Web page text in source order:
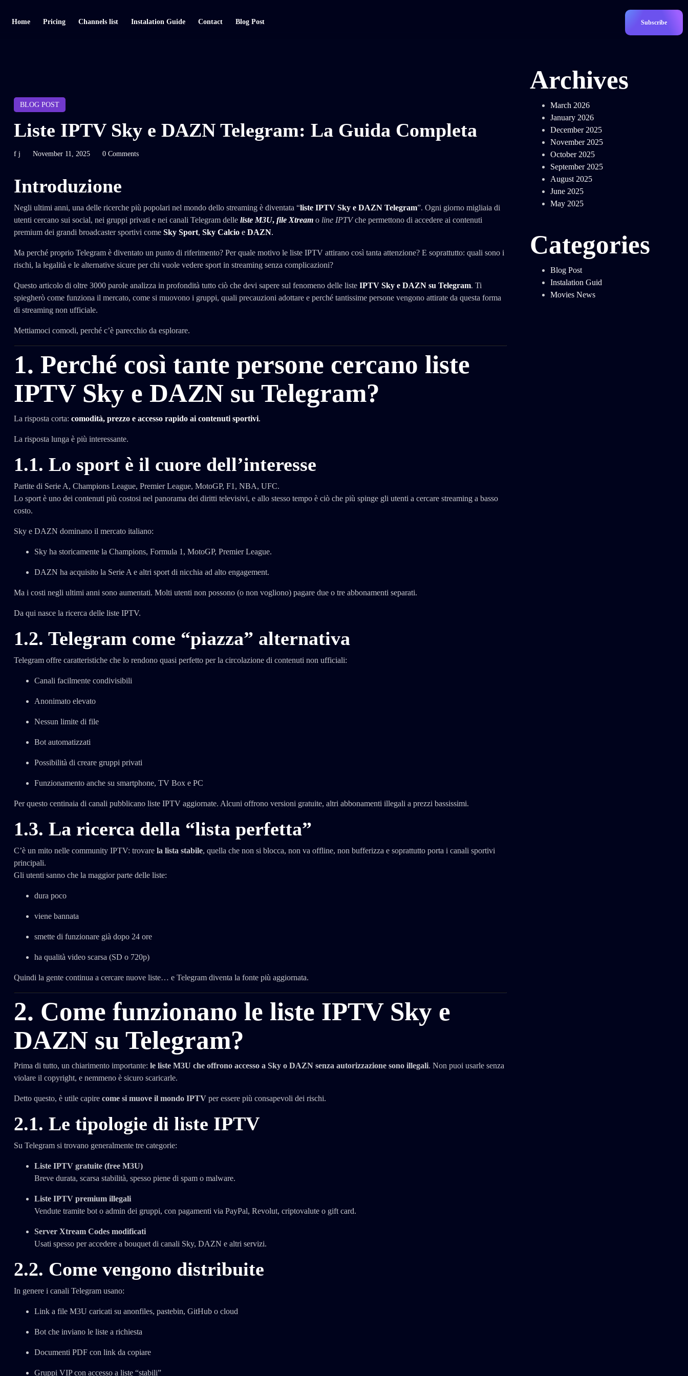
Home Pricing Channels list Instalation Guide Contact Blog Post Subscribe
BLOG POST
Liste IPTV Sky e DAZN Telegram: La Guida Completa
f j November 11, 2025 0 Comments
Introduzione
Negli ultimi anni, una delle ricerche più popolari nel mondo dello streaming è diventata “liste IPTV Sky e DAZN Telegram”. Ogni giorno migliaia di
utenti cercano sui social, nei gruppi privati e nei canali Telegram delle liste M3U, file Xtream o line IPTVche permettono di accedere ai contenuti
premium dei grandi broadcaster sportivi come Sky Sport, Sky Calcio e DAZN.
Ma perché proprio Telegram è diventato un punto di riferimento? Per quale motivo le liste IPTV attirano così tanta attenzione? E soprattutto: quali sono i
rischi, la legalità e le alternative sicure per chi vuole vedere sport in streaming senza complicazioni?
Questo articolo di oltre 3000 parole analizza in profondità tutto ciò che devi sapere sul fenomeno delle liste IPTV Sky e DAZN su Telegram. Ti
spiegherò come funziona il mercato, come si muovono i gruppi, quali precauzioni adottare e perché tantissime persone vengono attirate da questa forma
di streaming non ufficiale.
Mettiamoci comodi, perché c’è parecchio da esplorare.
1. Perché così tante persone cercano liste
IPTV Sky e DAZN su Telegram?
La risposta corta: comodità, prezzo e accesso rapido ai contenuti sportivi.
La risposta lunga è più interessante.
1.1. Lo sport è il cuore dell’interesse
Partite di Serie A, Champions League, Premier League, MotoGP, F1, NBA, UFC.
Lo sport è uno dei contenuti più costosi nel panorama dei diritti televisivi, e allo stesso tempo è ciò che più spinge gli utenti a cercare streaming a basso
costo.
Sky e DAZN dominano il mercato italiano:
Sky ha storicamente la Champions, Formula 1, MotoGP, Premier League.
DAZN ha acquisito la Serie A e altri sport di nicchia ad alto engagement.
Ma i costi negli ultimi anni sono aumentati. Molti utenti non possono (o non vogliono) pagare due o tre abbonamenti separati.
Da qui nasce la ricerca delle liste IPTV.
1.2. Telegram come “piazza” alternativa
Telegram offre caratteristiche che lo rendono quasi perfetto per la circolazione di contenuti non ufficiali:
Canali facilmente condivisibili
Anonimato elevato
Nessun limite di file
Bot automatizzati
Possibilità di creare gruppi privati
Funzionamento anche su smartphone, TV Box e PC
Per questo centinaia di canali pubblicano liste IPTV aggiornate. Alcuni offrono versioni gratuite, altri abbonamenti illegali a prezzi bassissimi.
1.3. La ricerca della “lista perfetta”
C’è un mito nelle community IPTV: trovare la lista stabile, quella che non si blocca, non va offline, non bufferizza e soprattutto porta i canali sportivi
principali.
Gli utenti sanno che la maggior parte delle liste:
dura poco
viene bannata
smette di funzionare già dopo 24 ore
ha qualità video scarsa (SD o 720p)
Quindi la gente continua a cercare nuove liste… e Telegram diventa la fonte più aggiornata.
2. Come funzionano le liste IPTV Sky e
DAZN su Telegram?
Prima di tutto, un chiarimento importante: le liste M3U che offrono accesso a Sky o DAZN senza autorizzazione sono illegali. Non puoi usarle senza
violare il copyright, e nemmeno è sicuro scaricarle.
Detto questo, è utile capire come si muove il mondo IPTV per essere più consapevoli dei rischi.
2.1. Le tipologie di liste IPTV
Su Telegram si trovano generalmente tre categorie:
Liste IPTV gratuite (free M3U)
Breve durata, scarsa stabilità, spesso piene di spam o malware.
Liste IPTV premium illegali
Vendute tramite bot o admin dei gruppi, con pagamenti via PayPal, Revolut, criptovalute o gift card.
Server Xtream Codes modificati
Usati spesso per accedere a bouquet di canali Sky, DAZN e altri servizi.
2.2. Come vengono distribuite
In genere i canali Telegram usano:
Link a file M3U caricati su anonfiles, pastebin, GitHub o cloud
Bot che inviano le liste a richiesta
Documenti PDF con link da copiare
Gruppi VIP con accesso a liste “stabili”
Archives
March 2026
January 2026
December 2025
November 2025
October 2025
September 2025
August 2025
June 2025
May 2025
Categories
Blog Post
Instalation Guid
Movies News